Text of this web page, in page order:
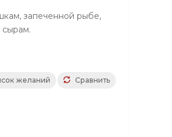
запеченной рыбе,
Сравнить
желаний